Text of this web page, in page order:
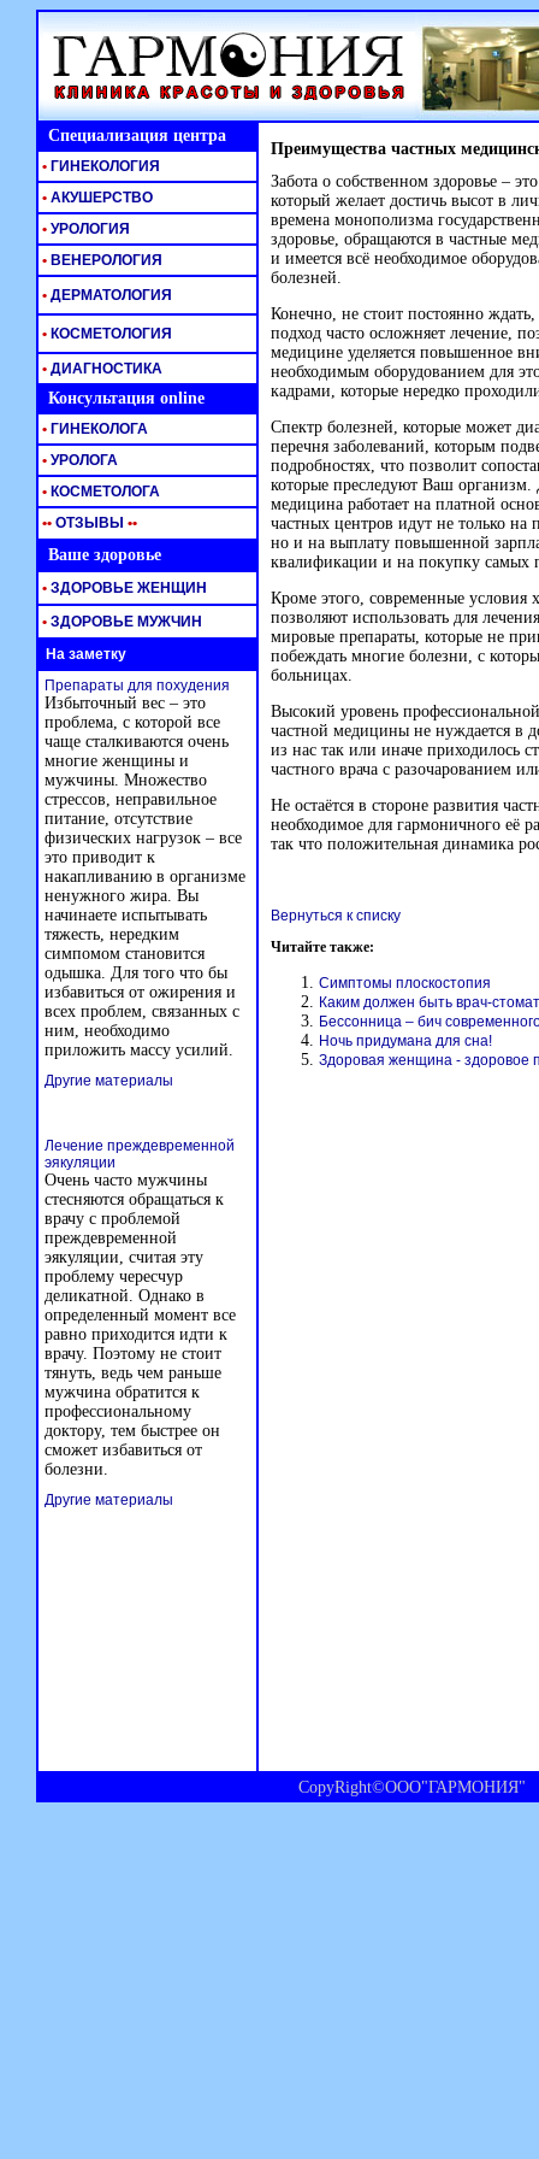
Специализация центра Преимущества частных
Забота о собственном здоровье –
который желает достичь высот в
времена монополизма
здоровье, обращаются в частные
и имеется всё необходимое
болезней.
Конечно, не стоит постоянно ждать,
подход часто осложняет лечение,
медицине уделяется повышенное
необходимым оборудованием для
кадрами, которые нередко
Спектр болезней, которые может
перечня заболеваний, которым
подробностях, что позволит
которые преследуют Ваш
медицина работает на платной
частных центров идут не только на
но и на выплату повышенной
квалификации и на покупку самых
Кроме этого, современные условия
позволяют использовать для
мировые препараты, которые не
побеждать многие болезни, с
больницах.
Высокий уровень
частной медицины не нуждается в
из нас так или иначе приходилось
частного врача с разочарованием
Не остаётся в стороне развития
необходимое для гармоничного её
так что положительная динамика
Вернуться к списку
Читайте также:
Симптомы плоскостопия
Каким должен быть врач-
Бессонница – бич
Ночь придумана для сна!
Здоровая женщина - здоровое
• ГИНЕКОЛОГИЯ
• АКУШЕРСТВО
• УРОЛОГИЯ
• ВЕНЕРОЛОГИЯ
• ДЕРМАТОЛОГИЯ
• КОСМЕТОЛОГИЯ
• ДИАГНОСТИКА
Консультация online
• ГИНЕКОЛОГА
• УРОЛОГА
• КОСМЕТОЛОГА
•• ОТЗЫВЫ ••
Ваше здоровье
• ЗДОРОВЬЕ ЖЕНЩИН
• ЗДОРОВЬЕ МУЖЧИН
На заметку
Препараты для похудения
Избыточный вес – это
проблема, с которой все
чаще сталкиваются очень
многие женщины и
мужчины. Множество
стрессов, неправильное
питание, отсутствие
физических нагрузок – все
это приводит к
накапливанию в организме
ненужного жира. Вы
начинаете испытывать
тяжесть, нередким
симпомом становится
одышка. Для того что бы
избавиться от ожирения и
всех проблем, связанных с
ним, необходимо
приложить массу усилий.
Другие материалы
Лечение преждевременной
эякуляции
Очень часто мужчины
стесняются обращаться к
врачу с проблемой
преждевременной
эякуляции, считая эту
проблему чересчур
деликатной. Однако в
определенный момент все
равно приходится идти к
врачу. Поэтому не стоит
тянуть, ведь чем раньше
мужчина обратится к
профессиональному
доктору, тем быстрее он
сможет избавиться от
болезни.
Другие материалы